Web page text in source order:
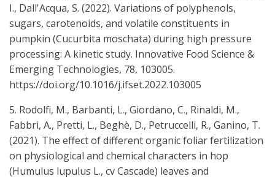
I., Dall'Acqua, S. (2022). Variations of polyphenols,
sugars, carotenoids, and volatile constituents in
pumpkin (Cucurbita moschata) during high pressure
processing: A kinetic study. Innovative Food Science &
Emerging Technologies, 78, 103005.
https://doi.org/10.1016/j.ifset.2022.103005
5. Rodolfi, M., Barbanti, L., Giordano, C., Rinaldi, M.,
Fabbri, A., Pretti, L., Beghè, D., Petruccelli, R., Ganino, T.
(2021). The effect of different organic foliar fertilization
on physiological and chemical characters in hop
(Humulus lupulus L., cv Cascade) leaves and